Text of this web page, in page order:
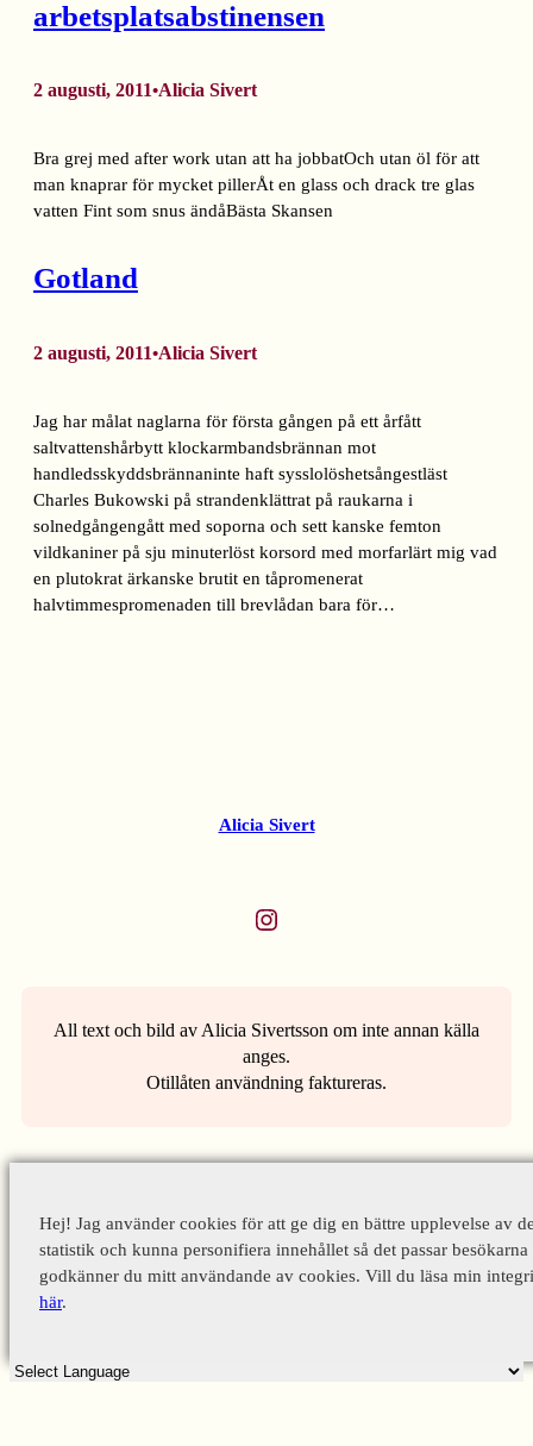
arbetsplatsabstinensen
2 augusti, 2011•Alicia Sivert
Bra grej med after work utan att ha jobbatOch utan öl för att
man knaprar för mycket pillerÅt en glass och drack tre glas
vatten Fint som snus ändåBästa Skansen
Gotland
2 augusti, 2011•Alicia Sivert
Jag har målat naglarna för första gången på ett årfått
saltvattenshårbytt klockarmbandsbrännan mot
handledsskyddsbrännaninte haft sysslolöshetsångestläst
Charles Bukowski på strandenklättrat på raukarna i
solnedgångengått med soporna och sett kanske femton
vildkaniner på sju minuterlöst korsord med morfarlärt mig vad
en plutokrat ärkanske brutit en tåpromenerat
halvtimmespromenaden till brevlådan bara för…
Alicia Sivert
Instagram
All text och bild av Alicia Sivertsson om inte annan källa
anges.
Otillåten användning faktureras.
Hej! Jag använder cookies för att ge dig en bättre upplevelse av
statistik och kunna personifiera innehållet så det passar
godkänner du mitt användande av cookies. Vill du läsa min
här.